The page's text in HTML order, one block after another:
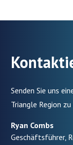
Senden Sie uns
Triangle Region
Ryan Combs
Geschäftsführer,